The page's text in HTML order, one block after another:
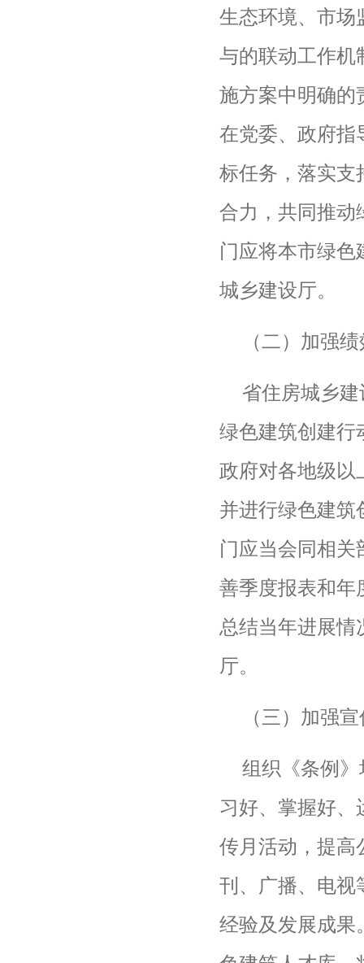
生态环境、市场
与的联动工作机
施方案中明确的
在党委、政府指
标任务，落实支
合力，共同推动
门应将本市绿色
城乡建设厅。
（二）加强
省住房城乡
绿色建筑创建行
政府对各地级以
并进行绿色建筑
门应当会同相
善季度报表和年
总结当年进展情
厅。
（三）加强
组织《条例
习好、掌握好、
传月活动，提高
刊、广播、电视
经验及发展成果